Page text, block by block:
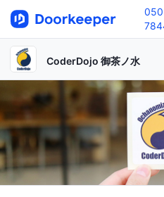
CoderDojo 御茶ノ水